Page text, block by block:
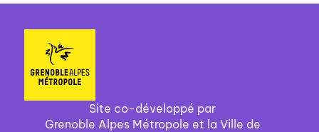
Site co-développé par
Grenoble Alpes Métropole et la Ville de